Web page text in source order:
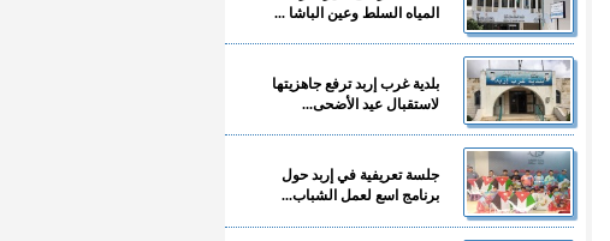
المياه السلط وعين الباشا ...
بلدية غرب إربد ترفع جاهزيتها
لاستقبال عيد الأضحى...
جلسة تعريفية في إربد حول
برنامج اسع لعمل الشباب...